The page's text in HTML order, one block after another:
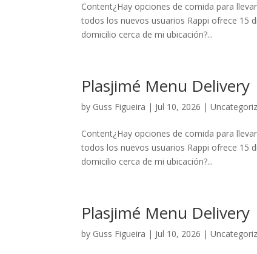
Content¿Hay opciones de comida para
todos los nuevos usuarios Rappi ofrece 15
domicilio cerca de mi ubicación?...
Plasjimé Menu
by Guss Figueira | Jul 10, 2026 |
Content¿Hay opciones de comida para
todos los nuevos usuarios Rappi ofrece 15
domicilio cerca de mi ubicación?...
Plasjimé Menu
by Guss Figueira | Jul 10, 2026 |